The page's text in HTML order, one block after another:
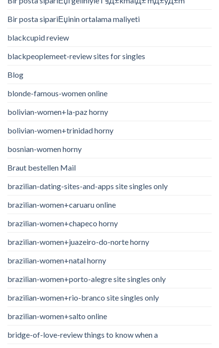
Bir posta sipariЕџinin ortalama maliyeti
blackcupid review
blackpeoplemeet-review sites for singles
Blog
blonde-famous-women online
bolivian-women+la-paz horny
bolivian-women+trinidad horny
bosnian-women horny
Braut bestellen Mail
brazilian-dating-sites-and-apps site singles only
brazilian-women+caruaru online
brazilian-women+chapeco horny
brazilian-women+juazeiro-do-norte horny
brazilian-women+natal horny
brazilian-women+porto-alegre site singles only
brazilian-women+rio-branco site singles only
brazilian-women+salto online
bridge-of-love-review things to know when a